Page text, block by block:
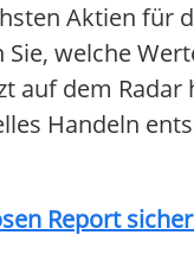
Aktien für
Sie, welche
auf dem Radar
Handeln
Report